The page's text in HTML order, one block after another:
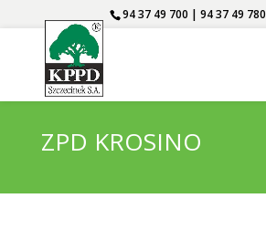
94 37 49 700 | 94 37 49 780
ZPD KROSINO